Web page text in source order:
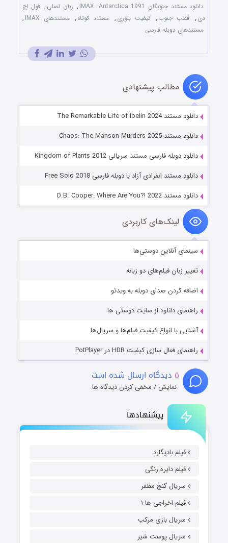
پیشنهادها
فیلم بادیگارد
فیلم دایره زنگی
سریال گنج مظفر
فیلم اخراجی ها ۱
سریال بازی مرکب
سریال پوست شیر
دانلود مستند جنوبگان IMAX: Antarctica 1991 , زبان اصلی , فول اچ
دی , قطب جنوب , کیفیت بلوری , مستند کوتاه , مستندهای IMAX
,
مستندهای دوبله فارسی
مطالب پیشنهادی
دانلود مستند The Remarkable Life of Ibelin 2024
دانلود مستند Chaos: The Manson Murders 2025
دانلود دوبله فارسی مستند سریالی Kingdom of Plants 2012
دانلود مستند انفرادی آزاد با دوبله فارسی Free Solo 2018
دانلود مستند D.B. Cooper: Where Are You?! 2022
لینک‌های کاربردی
سینمای آنلاین دوستی‌ها
تغییر زبان فیلم‌های دو زبانه
اضافه کردن صدای دوبله به ویدئو
راهنمای دانلود از سایت دوستی ها
آشنایی با انواع کیفیت فیلم‌ها و سریال‌ها
راهنمای فعال سازی کیفیت HDR در PotPlayer
۵ دیدگاه ارسال شده است
نمایش / مخفی کردن دیدگاه ها